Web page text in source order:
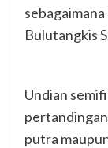
Bulutangkis
Undian
putra